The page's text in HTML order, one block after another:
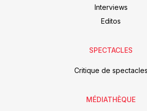
Interviews
Editos
SPECTACLES
Critique de spectacles
MÉDIATHÈQUE